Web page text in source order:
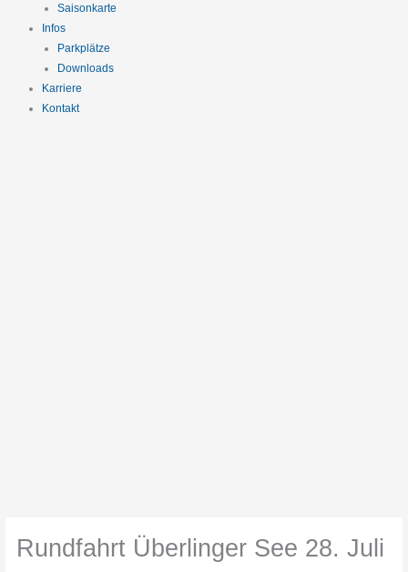
Saisonkarte
Infos
Parkplätze
Downloads
Karriere
Kontakt
Rundfahrt Überlinger See 28. Juli